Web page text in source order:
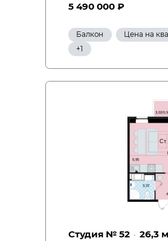
5 490 000 ₽
Балкон
Цена на
+1
Вид на улицу
Студия № 52 26,3